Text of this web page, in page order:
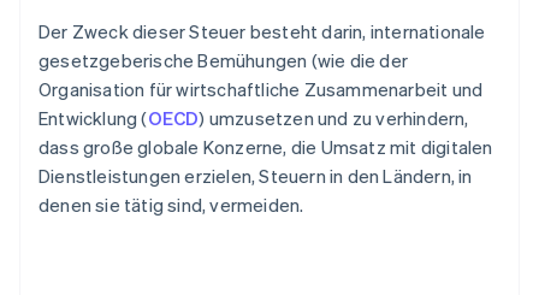
Der Zweck dieser Steuer besteht darin, internationale
gesetzgeberische Bemühungen (wie die der
Organisation für wirtschaftliche Zusammenarbeit und
Entwicklung (OECD) umzusetzen und zu verhindern,
dass große globale Konzerne, die Umsatz mit digitalen
Dienstleistungen erzielen, Steuern in den Ländern, in
denen sie tätig sind, vermeiden.